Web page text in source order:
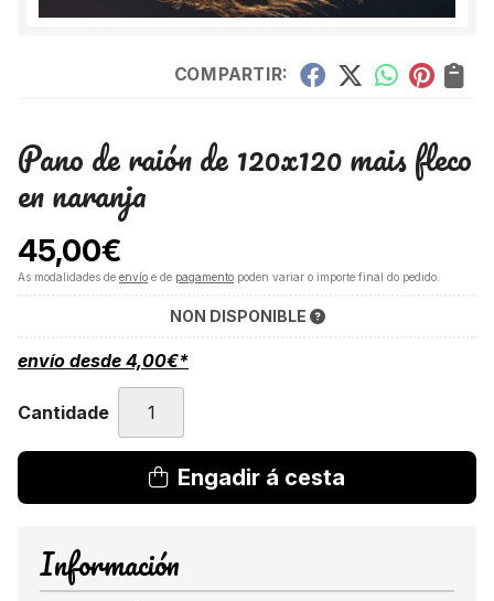
COMPARTIR:
Pano de raión de 120x120 mais fleco
en naranja
45,00€
As modalidades de envío e de pagamento poden variar o importe final do pedido.
NON DISPONIBLE
envío desde 4,00€*
Cantidade
Engadir á cesta
Información